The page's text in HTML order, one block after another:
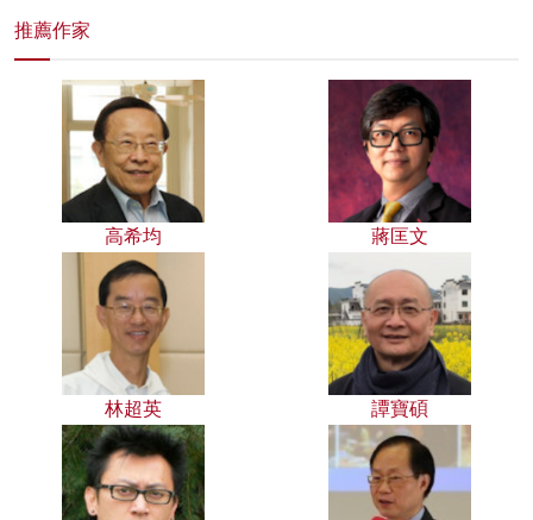
推薦作家
高希均 蔣匡文
林超英 譚寶碩